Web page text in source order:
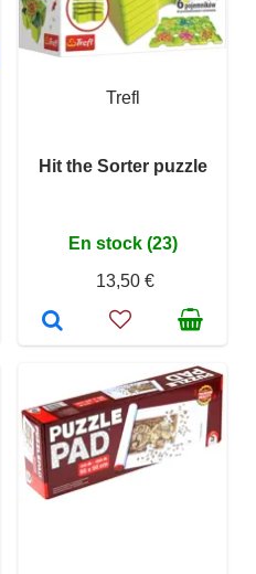
Trefl
Hit the Sorter puzzle
En stock (23)
13,50 €